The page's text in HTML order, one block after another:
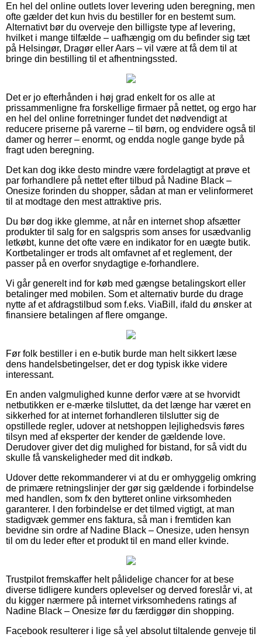
En hel del online outlets lover levering uden beregning, men
ofte gælder det kun hvis du bestiller for en bestemt sum.
Alternativt bør du overveje den billigste type af levering,
hvilket i mange tilfælde – uafhængig om du befinder sig tæt
på Helsingør, Dragør eller Aars – vil være at få dem til at
bringe din bestilling til et afhentningssted.
Det er jo efterhånden i høj grad enkelt for os alle at
prissammenligne fra forskellige firmaer på nettet, og ergo har
en hel del online forretninger fundet det nødvendigt at
reducere priserne på varerne – til børn, og endvidere også til
damer og herrer – enormt, og endda nogle gange byde på
fragt uden beregning.
Det kan dog ikke desto mindre være fordelagtigt at prøve et
par forhandlere på nettet efter tilbud på Nadine Black –
Onesize forinden du shopper, sådan at man er velinformeret
til at modtage den mest attraktive pris.
Du bør dog ikke glemme, at når en internet shop afsætter
produkter til salg for en salgspris som anses for usædvanlig
letkøbt, kunne det ofte være en indikator for en uægte butik.
Kortbetalinger er trods alt omfavnet af et reglement, der
passer på en overfor snydagtige e-forhandlere.
Vi går generelt ind for køb med gængse betalingskort eller
betalinger med mobilen. Som et alternativ burde du drage
nytte af et afdragstilbud som f.eks. ViaBill, ifald du ønsker at
finansiere betalingen af flere omgange.
Før folk bestiller i en e-butik burde man helt sikkert læse
dens handelsbetingelser, det er dog typisk ikke videre
interessant.
En anden valgmulighed kunne derfor være at se hvorvidt
netbutikken er e-mærke tilsluttet, da det længe har været en
sikkerhed for at internet forhandleren tilslutter sig de
opstillede regler, udover at netshoppen lejlighedsvis føres
tilsyn med af eksperter der kender de gældende love.
Derudover giver det dig mulighed for bistand, for så vidt du
skulle få vanskeligheder med dit indkøb.
Udover dette rekommanderer vi at du er omhyggelig omkring
de primære retningslinjer der gør sig gældende i forbindelse
med handlen, som fx den bytteret online virksomheden
garanterer. I den forbindelse er det tilmed vigtigt, at man
stadigvæk gemmer ens faktura, så man i fremtiden kan
bevidne sin ordre af Nadine Black – Onesize, uden hensyn
til om du leder efter et produkt til en mand eller kvinde.
Trustpilot fremskaffer helt pålidelige chancer for at bese
diverse tidligere kunders oplevelser og derved foreslår vi, at
du kigger nærmere på internet virksomhedens ratings af
Nadine Black – Onesize før du færdiggør din shopping.
Facebook resulterer i lige så vel absolut tiltalende genveje til